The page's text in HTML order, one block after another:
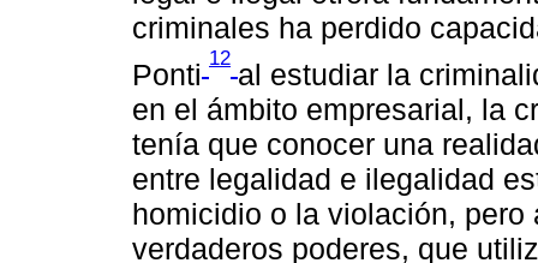
criminales ha perdido
Ponti
12
al estudiar la
en el ámbito empresarial, la
tenía que conocer una
entre legalidad e ilegalidad
homicidio o la violación, pero
verdaderos poderes, que